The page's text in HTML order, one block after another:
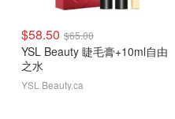
$58.50 $65.00
YSL Beauty 睫毛膏+10ml自由
之水
YSL Beauty.ca